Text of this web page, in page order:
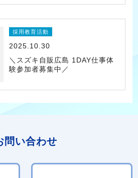
採用教育活動
2025.10.30
＼スズキ自販広島 1DAY仕事体
験参加者募集中／
問い合わせ